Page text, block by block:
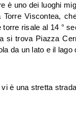
è uno dei luoghi
Viscontea,
torre risale al 14 °
si trova Piazza
da un lato e il lago
è una stretta